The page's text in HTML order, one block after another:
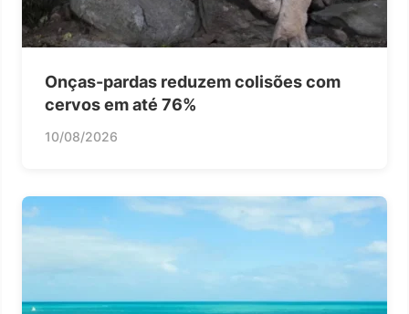
Onças-pardas reduzem colisões com
cervos em até 76%
10/08/2026